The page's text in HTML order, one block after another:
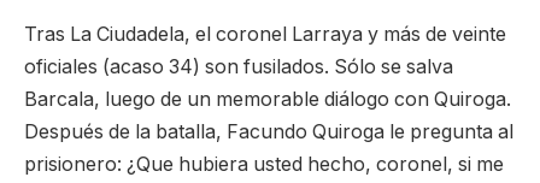
Tras La Ciudadela, el coronel Larraya y más de veinte
oficiales (acaso 34) son fusilados. Sólo se salva
Barcala, luego de un memorable diálogo con Quiroga.
Después de la batalla, Facundo Quiroga le pregunta al
prisionero: ¿Que hubiera usted hecho, coronel, si me